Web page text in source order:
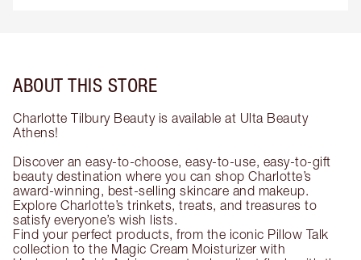
ABOUT THIS STORE
Charlotte Tilbury Beauty is available at Ulta Beauty
Athens!
Discover an easy-to-choose, easy-to-use, easy-to-gift
beauty destination where you can shop Charlotte’s
award-winning, best-selling skincare and makeup.
Explore Charlotte’s trinkets, treats, and treasures to
satisfy everyone’s wish lists.
Find your perfect products, from the iconic Pillow Talk
collection to the Magic Cream Moisturizer with